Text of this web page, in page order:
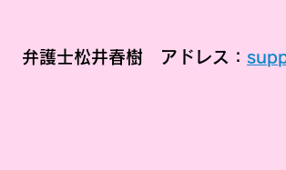
​弁護士松井春樹 アドレス：